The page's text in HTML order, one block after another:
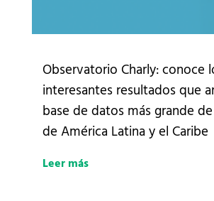
Observatorio Charly: conoce
interesantes resultados que
base de datos más grande
de América Latina y el Caribe
Leer más